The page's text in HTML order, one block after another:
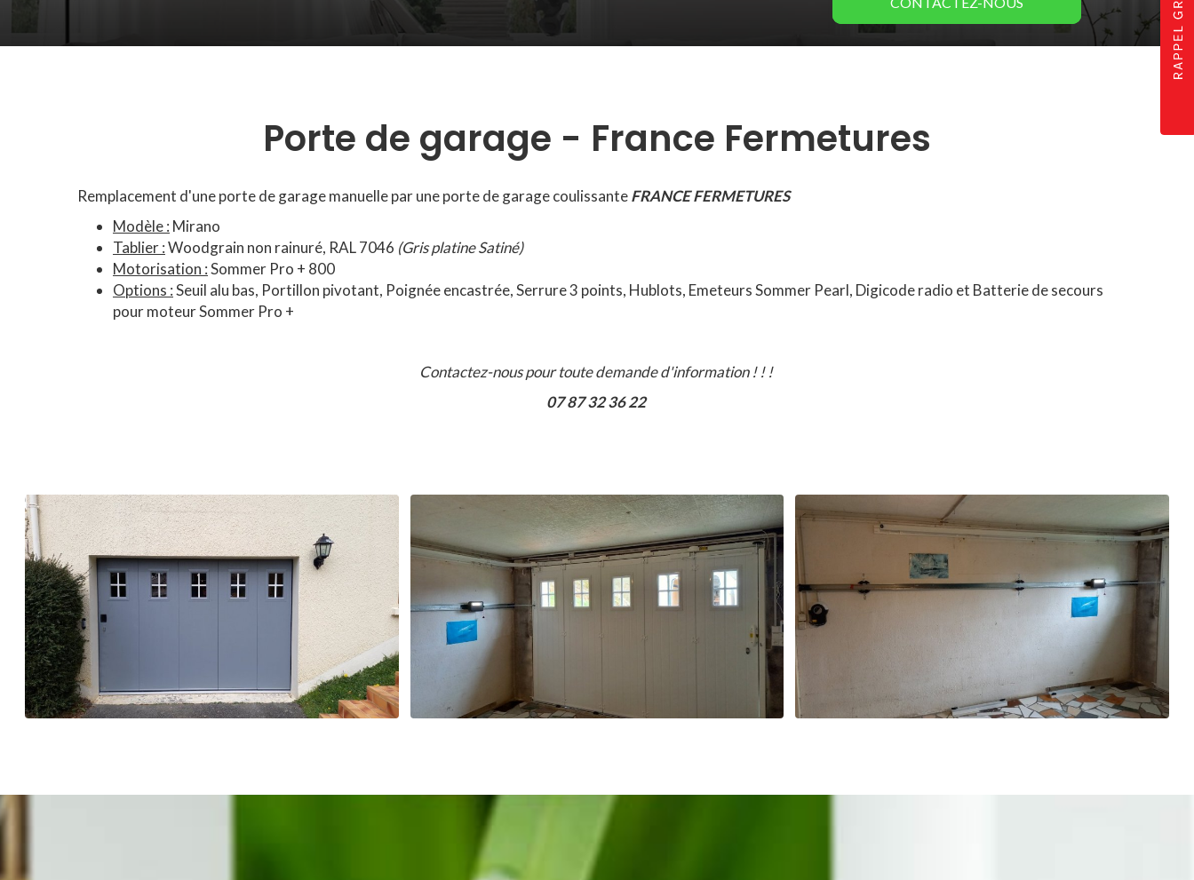
Porte de garage - France Fermetures
Remplacement d'une porte de garage manuelle par une porte de garage coulissanteFRANCE FERMETURES
Modèle : Mirano
Tablier :Woodgrain non rainuré, RAL 7046 (Gris platine Satiné)
Motorisation :Sommer Pro + 800
Options :Seuil alu bas, Portillon pivotant, Poignée encastrée, Serrure 3 points, Hublots, Emeteurs Sommer Pearl, Digicode radio et Batterie de secours
pour moteur Sommer Pro +
Contactez-nous pour toute demande d'information ! ! !
07 87 32 36 22